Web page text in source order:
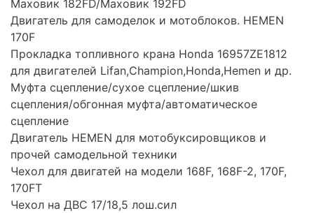
Маховик 182FD/Маховик 192FD
Двигатель для самоделок и мотоблоков. HEMEN
170F
Прокладка топливного крана Honda 16957ZE1812
для двигателей Lifan,Champion,Honda,Hemen и др.
Муфта сцепление/сухое сцепление/шкив
сцепления/обгонная муфта/автоматическое
сцепление
Двигатель HEMEN для мотобуксировщиков и
прочей самодельной техники
Чехол для двигатей на модели 168F, 168F-2, 170F,
170FT
Чехол на ДВС 17/18,5 лош.сил